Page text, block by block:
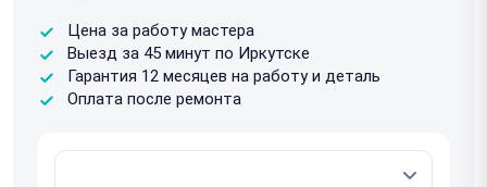
Цена за работу мастера
Выезд за 45 минут по Иркутске
Гарантия 12 месяцев на работу и деталь
Оплата после ремонта